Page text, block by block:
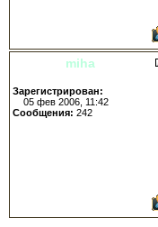
miha
Зарегистрирован:
05 фев 2006, 11:42
Сообщения: 242